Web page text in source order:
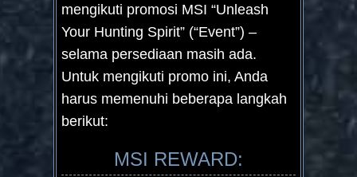
mengikuti promosi MSI “Unleash
Your Hunting Spirit” (“Event”) –
selama persediaan masih ada.
Untuk mengikuti promo ini, Anda
harus memenuhi beberapa langkah
berikut:
MSI REWARD: